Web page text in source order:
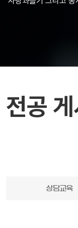
전공
상담교육